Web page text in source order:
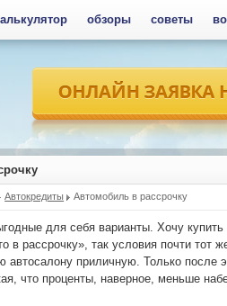
Автокредиты Автомобиль в рассрочку
для себя варианты. Хочу
в рассрочку», так условия почти
приличную. Только после
что проценты, наверное, меньше
обзоры советы